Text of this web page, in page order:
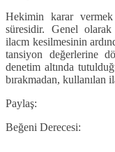
Hekimin karar
süresidir. Genel
ilacm kesilmesinin
tansiyon değerlerine
dene­tim altında
bırakmadan, kullanılan
Paylaş:
Beğeni Derecesi: